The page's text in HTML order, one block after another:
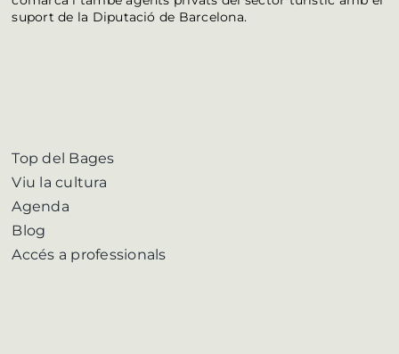
suport de la Diputació de Barcelona.
Top del Bages
Viu la cultura
Agenda
Blog
Accés a professionals